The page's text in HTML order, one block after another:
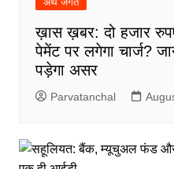
ख़ास ख़बर: दो हजार
पेमेंट पर लगेगा चार्ज?
पड़ेगा असर
Parvatanchal